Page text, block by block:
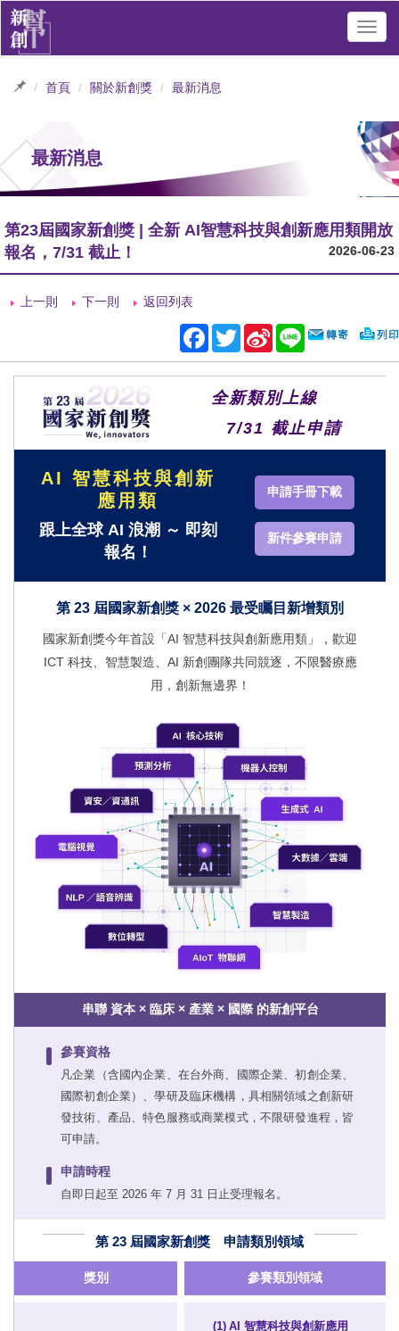
首頁 關於新創獎 最新消息
最新消息
第23屆國家新創獎 | 全新 AI智慧科技與創新應用類開放
報名，7/31 截止！
2026-06-23
上一則 下一則 返回列表
Facebook
TwitterSina
Weibo
Line
全新類別上線
7/31 截止申請
AI 智慧科技與創新
應用類
跟上全球 AI 浪潮 ～ 即刻
報名！
申請手冊下載
新件參賽申請
第 23 屆國家新創獎 × 2026 最受矚目新增類別
國家新創獎今年首設「AI 智慧科技與創新應用類」，歡迎
ICT 科技、智慧製造、AI 新創團隊共同競逐，不限醫療應
用，創新無邊界！
串聯 資本 × 臨床 × 產業 × 國際 的新創平台
參賽資格
凡企業（含國內企業、在台外商、國際企業、初創企業、
國際初創企業）、學研及臨床機構，具相關領域之創新研
發技術、產品、特色服務或商業模式，不限研發進程，皆
可申請。
申請時程
自即日起至 2026 年 7 月 31 日止受理報名。
第 23 屆國家新創獎 申請類別領域
獎別 參賽類別領域
(1) AI 智慧科技與創新應用